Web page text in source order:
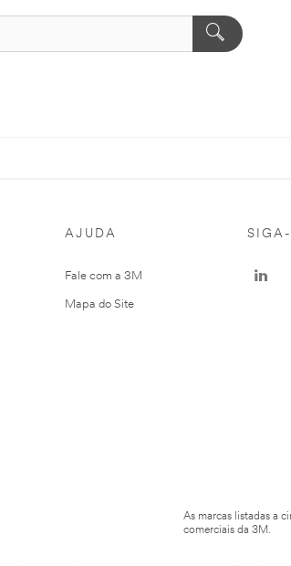
AJUDA
Fale com a 3M
Mapa do Site
As marcas listadas a
comerciais da 3M.